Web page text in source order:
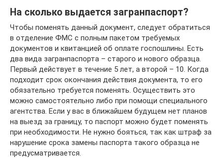
На сколько выдается загранпаспорт?
Чтобы поменять данный документ, следует обратиться
в отделение ФМС с полным пакетом требуемых
документов и квитанцией об оплате госпошлины. Есть
два вида загранпаспорта – старого и нового образца.
Первый действует в течение 5 лет, а второй – 10. Когда
подходит срок окончания действия документа, то его
обязательно требуется поменять. Осуществить это
можно самостоятельно либо при помощи специального
агентства. Если у вас в ближайшем будущем нет планов
на выезд за границу, то паспорт можно будет поменять
при необходимости. Не нужно бояться, так как штраф за
нарушение срока замены паспорта такого образца не
предусматривается.